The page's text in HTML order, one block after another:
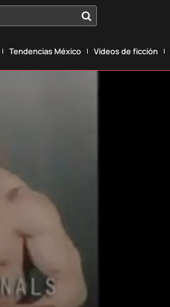
Tendencias México Vídeos de ficción